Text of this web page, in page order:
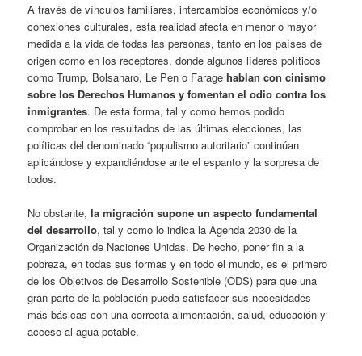
A través de vínculos familiares, intercambios económicos y/o
conexiones culturales, esta realidad afecta en menor o mayor
medida a la vida de todas las personas, tanto en los países de
origen como en los receptores, donde algunos líderes políticos
como Trump, Bolsanaro, Le Pen o Faragehablan con cinismo
sobre los Derechos Humanos y fomentan el odio contra los
inmigrantes. De esta forma, tal y como hemos podido
comprobar en los resultados de las últimas elecciones, las
políticas del denominado “populismo autoritario” continúan
aplicándose y expandiéndose ante el espanto y la sorpresa de
todos.
No obstante, la migración supone un aspecto fundamental
del desarrollo, tal y como lo indica la Agenda 2030 de la
Organización de Naciones Unidas. De hecho, poner fin a la
pobreza, en todas sus formas y en todo el mundo, es el primero
de los Objetivos de Desarrollo Sostenible (ODS) para que una
gran parte de la población pueda satisfacer sus necesidades
más básicas con una correcta alimentación, salud, educación y
acceso al agua potable.